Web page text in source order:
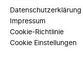
Datenschutzerklärung
Impressum
Cookie-Richtlinie
Cookie Einstellungen